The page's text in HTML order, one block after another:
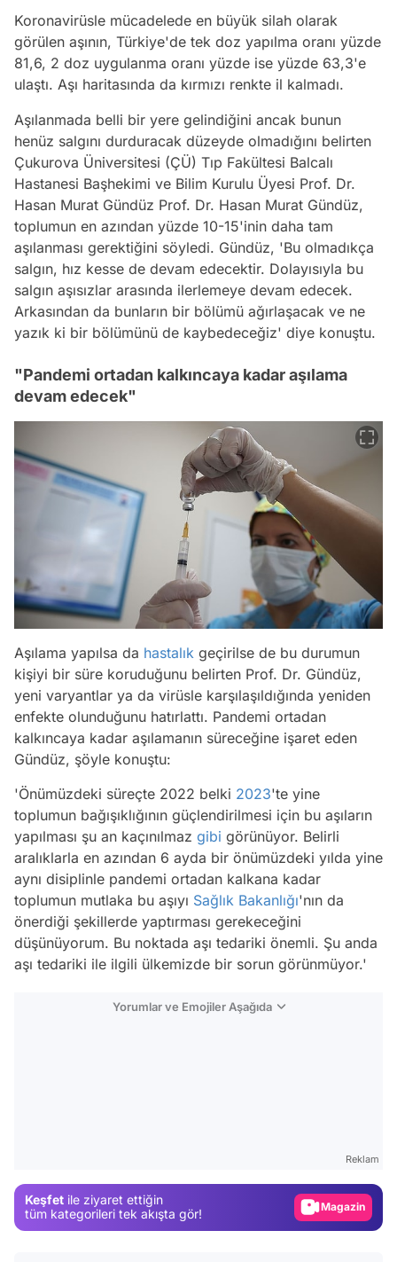
Koronavirüsle mücadelede en büyük silah olarak
görülen aşının, Türkiye'de tek doz yapılma oranı yüzde
81,6, 2 doz uygulanma oranı yüzde ise yüzde 63,3'e
ulaştı. Aşı haritasında da kırmızı renkte il kalmadı.
Aşılanmada belli bir yere gelindiğini ancak bunun
henüz salgını durduracak düzeyde olmadığını belirten
Çukurova Üniversitesi (ÇÜ) Tıp Fakültesi Balcalı
Hastanesi Başhekimi ve Bilim Kurulu Üyesi Prof. Dr.
Hasan Murat Gündüz Prof. Dr. Hasan Murat Gündüz,
toplumun en azından yüzde 10-15'inin daha tam
aşılanması gerektiğini söyledi. Gündüz, 'Bu olmadıkça
salgın, hız kesse de devam edecektir. Dolayısıyla bu
salgın aşısızlar arasında ilerlemeye devam edecek.
Arkasından da bunların bir bölümü ağırlaşacak ve ne
yazık ki bir bölümünü de kaybedeceğiz' diye konuştu.
"Pandemi ortadan kalkıncaya kadar aşılama
devam edecek"
Aşılama yapılsa da hastalık geçirilse de bu durumun
kişiyi bir süre koruduğunu belirten Prof. Dr. Gündüz,
yeni varyantlar ya da virüsle karşılaşıldığında yeniden
enfekte olunduğunu hatırlattı. Pandemi ortadan
kalkıncaya kadar aşılamanın süreceğine işaret eden
Gündüz, şöyle konuştu:
'Önümüzdeki süreçte 2022 belki 2023'te yine
toplumun bağışıklığının güçlendirilmesi için bu aşıların
yapılması şu an kaçınılmaz gibi görünüyor. Belirli
aralıklarla en azından 6 ayda bir önümüzdeki yılda yine
aynı disiplinle pandemi ortadan kalkana kadar
toplumun mutlaka bu aşıyı Sağlık Bakanlığı'nın da
önerdiği şekillerde yaptırması gerekeceğini
düşünüyorum. Bu noktada aşı tedariki önemli. Şu anda
aşı tedariki ile ilgili ülkemizde bir sorun görünmüyor.'
Yorumlar ve Emojiler Aşağıda
Reklam
Keşfet ile ziyaret ettiğin
tüm kategorileri tek akışta gör!
Magazin